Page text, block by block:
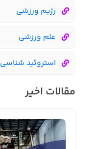
رژیم ورزشی
علم ورزشی
استروئید شناسی
مقالات اخیر